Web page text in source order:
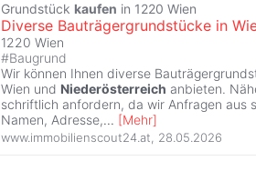
Grundstück kaufen in 1220 Wien
Diverse Bauträgergrundstücke in
1220 Wien
#Baugrund
Wir können Ihnen diverse
Wien und Niederösterreich anbieten.
schriftlich anfordern, da wir Anfragen aus
Namen, Adresse,... [Mehr]
www.immobilienscout24.at 28.05.2026